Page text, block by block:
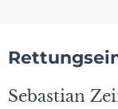
Sebastian